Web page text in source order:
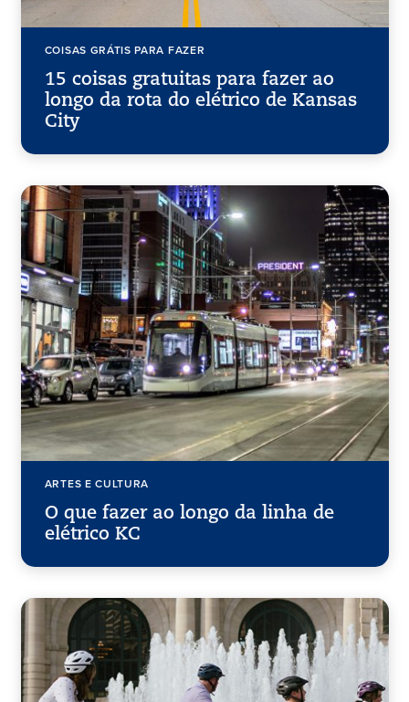
COISAS GRÁTIS PARA FAZER
15 coisas gratuitas para fazer ao
longo da rota do elétrico de Kansas
City
ARTES E CULTURA
O que fazer ao longo da linha de
elétrico KC